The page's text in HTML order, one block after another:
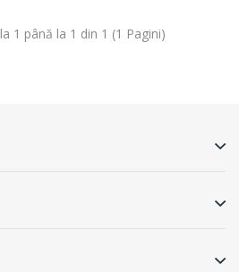
1 până la 1 din 1 (1 Pagini)